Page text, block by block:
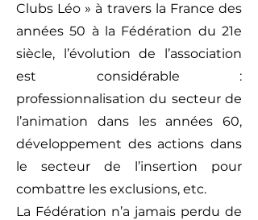
Clubs Léo » à travers la France des
années 50 à la Fédération du 21e
siècle, l’évolution de l’association
est considérable :
professionnalisation du secteur de
l’animation dans les années 60,
développement des actions dans
le secteur de l’insertion pour
combattre les exclusions, etc.
La Fédération n’a jamais perdu de